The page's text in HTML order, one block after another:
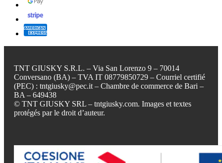
TNT GIUSKY S.R.L. – Via San Lorenzo 9 – 70014
Conversano (BA) – TVA IT 08779850729 – Courriel certifié
(PEC) : tntgiusky@pec.it – Chambre de commerce de Bari –
BA – 649438
© TNT GIUSKY SRL – tntgiusky.com. Images et textes
protégés par le droit d’auteur.